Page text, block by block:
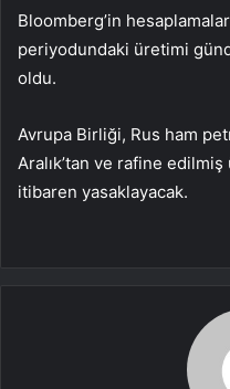
Bloomberg’in
periyodundaki üretimi
oldu.
Avrupa Birliği, Rus ham
Aralık’tan ve rafine edilmiş
itibaren yasaklayacak.